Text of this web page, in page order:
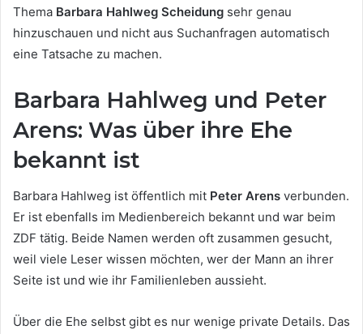
Thema Barbara Hahlweg Scheidung sehr genau
hinzuschauen und nicht aus Suchanfragen automatisch
eine Tatsache zu machen.
Barbara Hahlweg und Peter
Arens: Was über ihre Ehe
bekannt ist
Barbara Hahlweg ist öffentlich mit Peter Arens verbunden.
Er ist ebenfalls im Medienbereich bekannt und war beim
ZDF tätig. Beide Namen werden oft zusammen gesucht,
weil viele Leser wissen möchten, wer der Mann an ihrer
Seite ist und wie ihr Familienleben aussieht.
Über die Ehe selbst gibt es nur wenige private Details. Das